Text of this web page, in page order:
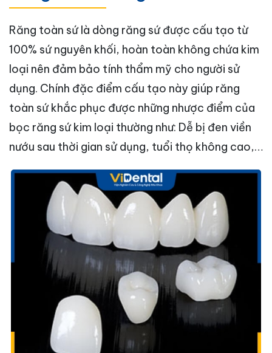
Răng toàn sứ là dòng răng sứ được cấu tạo từ
100% sứ nguyên khối, hoàn toàn không chứa kim
loại nên đảm bảo tính thẩm mỹ cho người sử
dụng. Chính đặc điểm cấu tạo này giúp răng
toàn sứ khắc phục được những nhược điểm của
bọc răng sứ kim loại thường như: Dễ bị đen viền
nướu sau thời gian sử dụng, tuổi thọ không cao,…